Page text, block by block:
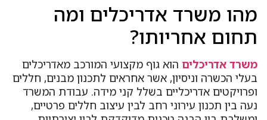
משרד אדריכלים ומה
אחריותו?
אדריכליםהוא גוף מקצועי המורכב מאדריכלים
הכשרה וניסיון, אשר אחראים לתכנון מבנים, חללים
אדריכליים בשלל קני מידה. עבודת המשרד
בין תכנון עירוני רחב לבין עיצוב חללים פרטיים,